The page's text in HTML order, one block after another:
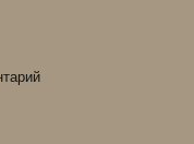
к